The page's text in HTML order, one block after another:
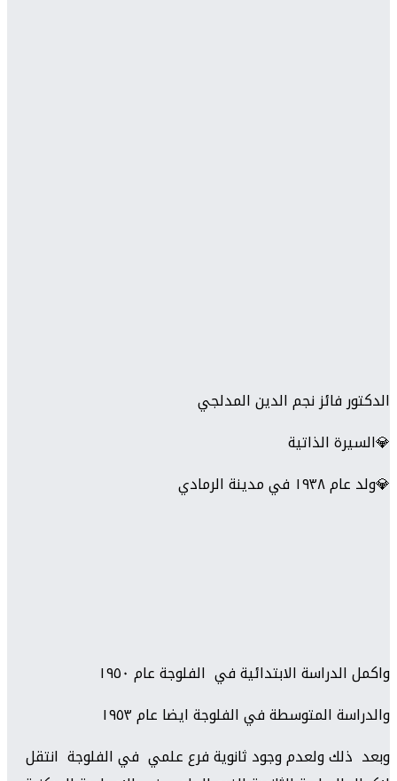
الدكتور فائز نجم الدين المدلجي
💎السيرة الذاتية
💎ولد عام ١٩٣٨ في مدينة الرمادي
واكمل الدراسة الابتدائية في الفلوجة عام ١٩٥٠
والدراسة المتوسطة في الفلوجة ايضا عام ١٩٥٣
وبعد ذلك ولعدم وجود ثانوية فرع علمي في الفلوجة انتقل